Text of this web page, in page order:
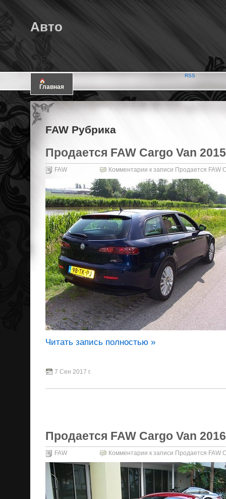
Авто
RSS
Главная
FAW Рубрика
Продается FAW Cargo Van 2015
FAW Комментарии к записи Продается FAW
Читать запись полностью »
7 Сен 2017 г.
Продается FAW Cargo Van 2016
FAW Комментарии к записи Продается FAW